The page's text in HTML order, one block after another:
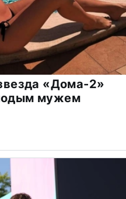
«Дома-2»
мужем